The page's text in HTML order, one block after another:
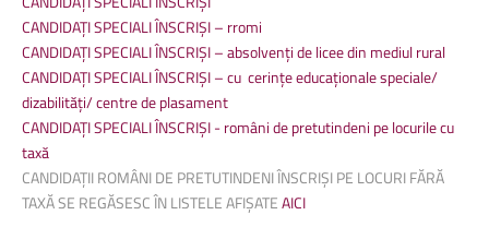
CANDIDAȚI SPECIALI ÎNSCRIȘI – rromi
CANDIDAȚI SPECIALI ÎNSCRIȘI – absolvenți de licee din mediul rural
CANDIDAȚISPECIALI ÎNSCRIȘI–cu cerințe educaționale speciale/
dizabilități/ centre de plasament
CANDIDAȚI SPECIALI ÎNSCRIȘI - români de pretutindeni pe locurile cu
taxă
CANDIDAȚII ROMÂNI DE PRETUTINDENI ÎNSCRIȘI PE LOCURI FĂRĂ
TAXĂ SE REGĂSESC ÎN LISTELE AFIȘATEAICI